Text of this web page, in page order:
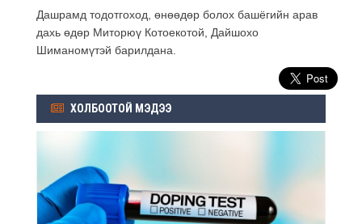
Дашрамд тодотгоход, өнөөдөр болох башёгийн арав
дахь өдөр Миторюү Котоекотой, Дайшохо
Шиманомүтэй барилдана.
ХОЛБООТОЙ МЭДЭЭ